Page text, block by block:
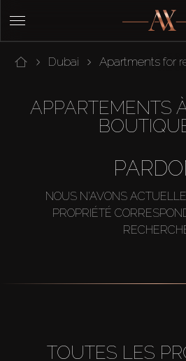
Dubai Apartments for
APPARTEMENTS
NOUS N'AVONS
PROPRIÉTÉ
TOUTES LES